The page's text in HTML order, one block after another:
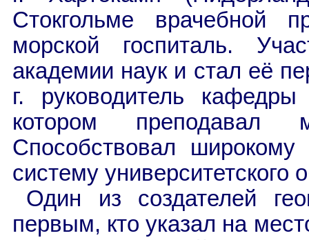
Стокгольме врачебной
морской госпиталь.
академии наук и стал её
г. руководитель
котором преподавал
Способствовал
систему университетского
Один из создателей
первым, кто указал на